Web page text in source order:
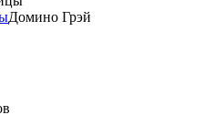
Домино Грэй